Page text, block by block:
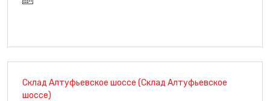
Склад Алтуфьевское шоссе (Склад Алтуфьевское
шоссе)